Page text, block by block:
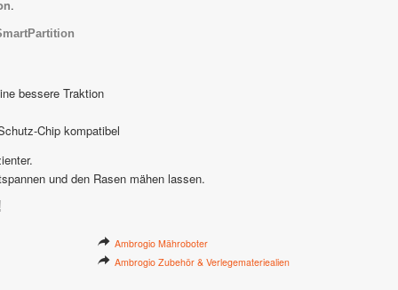
.
bessere Traktion
Chip kompatibel
und den Rasen mähen lassen.
Ambrogio Mähroboter
Ambrogio Zubehör & Verlegemateriealien